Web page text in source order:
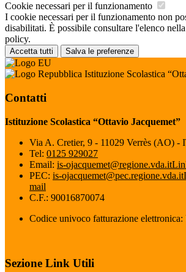
Cookie necessari per il funzionamento
I cookie necessari per il funzionamento non
disabilitati. È possibile consultare l'elenco
policy.
Accetta tutti Salva le preferenze
Istituzione Scolastica
Contatti
Istituzione Scolastica “Ottavio Jacquemet”
Via A. Cretier, 9 - 11029 Verrès (AO) -
Tel: 0125 929027
Email: is-ojacquemet@regione.vda.it
PEC: is-ojacquemet@pec.regione.vda.it
mail
C.F.: 90016870074
Codice univoco fatturazione
Sezione Link Utili